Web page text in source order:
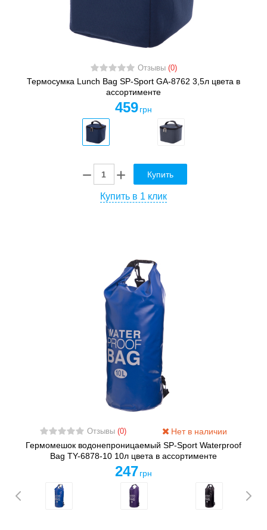
Отзывы (0)
Термосумка Lunch Bag SP-Sport GA-8762 3,5л цвета в
ассортименте
459 грн
Купить
Купить в 1 клик
Отзывы (0)
Нет в наличии
Гермомешок водонепроницаемый SP-Sport Waterproof
Bag TY-6878-10 10л цвета в ассортименте
247 грн